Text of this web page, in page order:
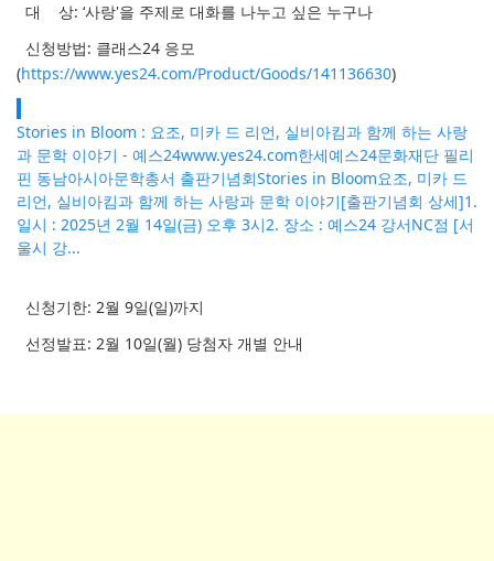
대
상: ‘사랑'을 주제로 대화를 나누고 싶은 누구나
신청방법: 클래스24 응모
(https://www.yes24.com/Product/Goods/141136630)
Stories in Bloom : 요조, 미카 드 리언, 실비아킴과 함께 하는 사랑
과 문학 이야기 - 예스24www.yes24.com한세예스24문화재단 필리
핀 동남아시아문학총서 출판기념회Stories in Bloom요조, 미카 드
리언, 실비아킴과 함께 하는 사랑과 문학 이야기[출판기념회 상세]1.
일시 : 2025년 2월 14일(금) 오후 3시2. 장소 : 예스24 강서NC점 [서
울시 강...
신청기한: 2월 9일(일)까지
선정발표: 2월 10일(월) 당첨자 개별 안내